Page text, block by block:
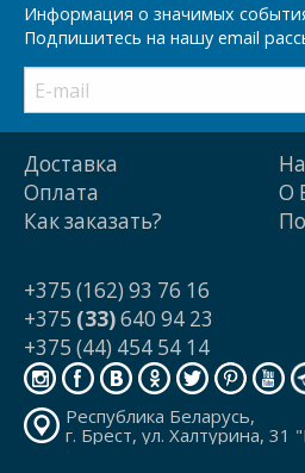
Информация о значимых
Подпишитесь на нашу email
Доставка
Оплата
Как заказать?
О
+375 (162) 93 76 16
+375 (33)640 94 23
+375 (44) 454 54 14
Республика Беларусь,
г. Брест, ул. Халтурина, 31